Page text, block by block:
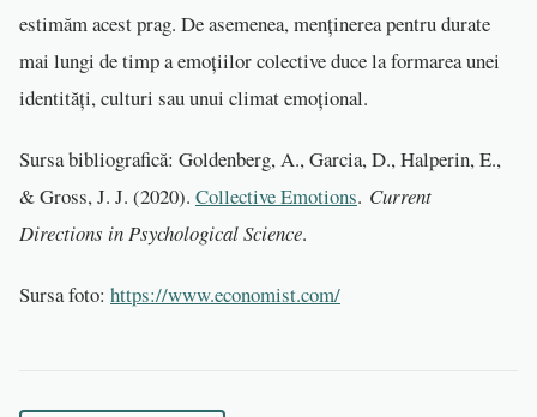
estimăm acest prag. De asemenea, menținerea pentru durate
mai lungi de timp a emoțiilor colective duce la formarea unei
identități, culturi sau unui climat emoțional.
Sursa bibliografică: Goldenberg, A., Garcia, D., Halperin, E.,
& Gross, J. J. (2020). Collective Emotions. Current
Directions in Psychological Science.
Sursa foto: https://www.economist.com/